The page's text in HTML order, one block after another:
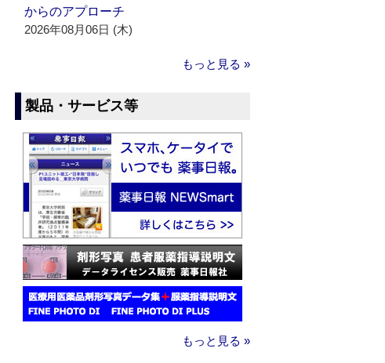
からのアプローチ
2026年08月06日 (木)
もっと見る »
製品・サービス等
もっと見る »